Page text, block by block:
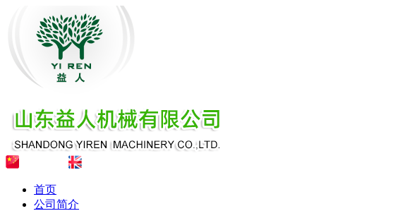
首页
公司简介